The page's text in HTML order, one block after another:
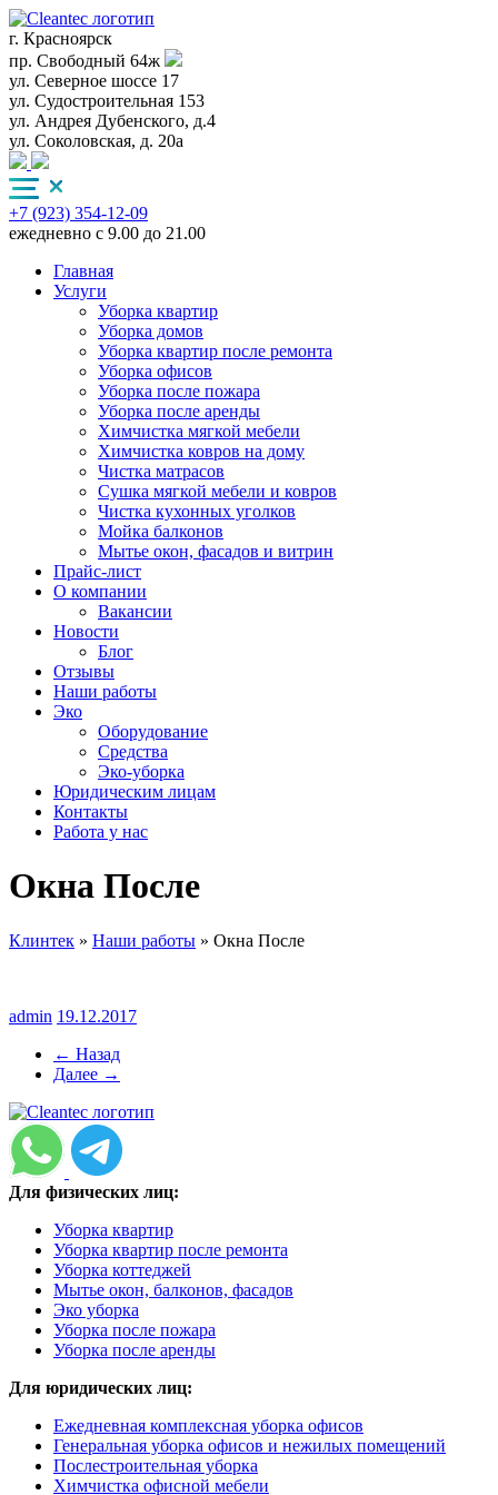
г. Красноярск
пр. Свободный 64ж
ул. Северное шоссе 17
ул. Судостроительная 153
ул. Андрея Дубенского, д.4
ул. Соколовская, д. 20а
+7 (923) 354-12-09
ежедневно с 9.00 до 21.00
Главная
Услуги
Уборка квартир
Уборка домов
Уборка квартир после ремонта
Уборка офисов
Уборка после пожара
Уборка после аренды
Химчистка мягкой мебели
Химчистка ковров на дому
Чистка матрасов
Сушка мягкой мебели и ковров
Чистка кухонных уголков
Мойка балконов
Мытье окон, фасадов и витрин
Прайс-лист
О компании
Вакансии
Новости
Блог
Отзывы
Наши работы
Эко
Оборудование
Средства
Эко-уборка
Юридическим лицам
Контакты
Работа у нас
Окна После
Клинтек » Наши работы » Окна После
admin 19.12.2017
← Назад
Далее →
Для физических лиц:
Уборка квартир
Уборка квартир после ремонта
Уборка коттеджей
Мытье окон, балконов, фасадов
Эко уборка
Уборка после пожара
Уборка после аренды
Для юридических лиц:
Ежедневная комплексная уборка офисов
Генеральная уборка офисов и нежилых помещений
Послестроительная уборка
Химчистка офисной мебели